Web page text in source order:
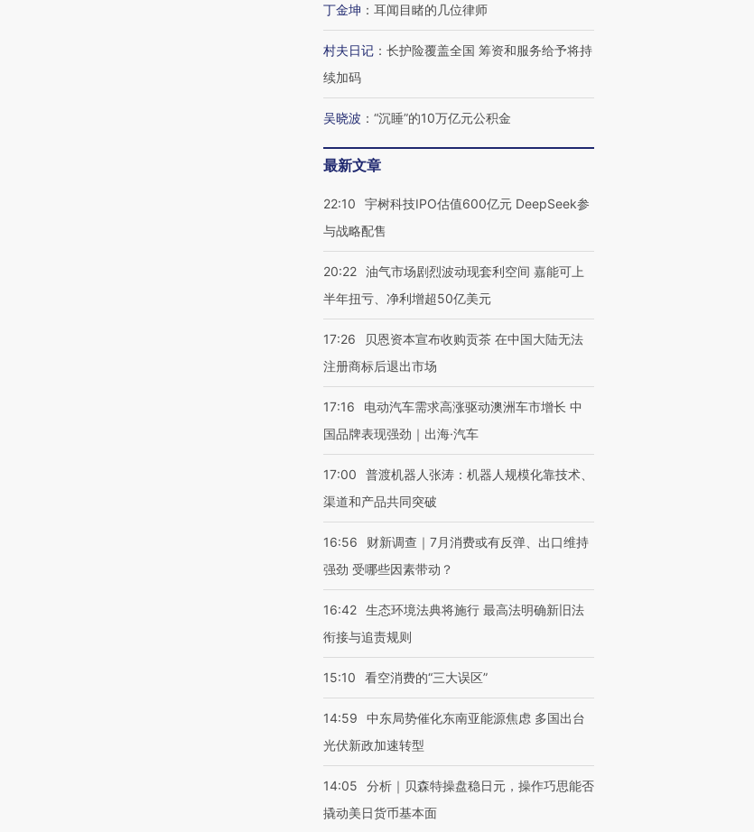
丁金坤 ： 耳闻目睹的几位律师
村夫日记 ： 长护险覆盖全国 筹资和服务给予将持
续加码
吴晓波 ： “沉睡”的10万亿元公积金
最新文章
22:10
宇树科技IPO估值600亿元 DeepSeek参
与战略配售
20:22 油气市场剧烈波动现套利空间 嘉能可上
半年扭亏、净利增超50亿美元
17:26
贝恩资本宣布收购贡茶 在中国大陆无法
注册商标后退出市场
17:16
电动汽车需求高涨驱动澳洲车市增长 中
国品牌表现强劲｜出海·汽车
17:00
普渡机器人张涛：机器人规模化靠技术、
渠道和产品共同突破
16:56
财新调查｜7月消费或有反弹、出口维持
强劲 受哪些因素带动？
16:42 生态环境法典将施行 最高法明确新旧法
衔接与追责规则
15:10 看空消费的“三大误区”
14:59
中东局势催化东南亚能源焦虑 多国出台
光伏新政加速转型
14:05
分析｜贝森特操盘稳日元，操作巧思能否
撬动美日货币基本面